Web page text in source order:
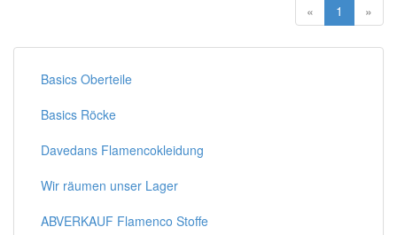
« 1 (current)
»
Basics Oberteile
Basics Röcke
Davedans Flamencokleidung
Wir räumen unser Lager
ABVERKAUF Flamenco Stoffe